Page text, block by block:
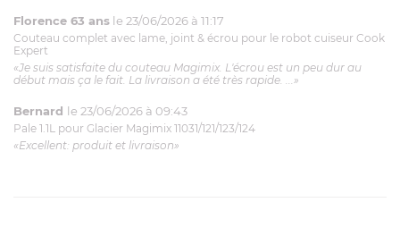
Florence 63 ans le 23/06/2026 à 11:17
Couteau complet avec lame, joint & écrou pour le robot cuiseur Cook
Expert
«Je suis satisfaite du couteau Magimix. L'écrou est un peu dur au
début mais ça le fait. La livraison a été très rapide. ...»
Bernard le 23/06/2026 à 09:43
Pale 1.1L pour Glacier Magimix 11031/121/123/124
«Excellent: produit et livraison»